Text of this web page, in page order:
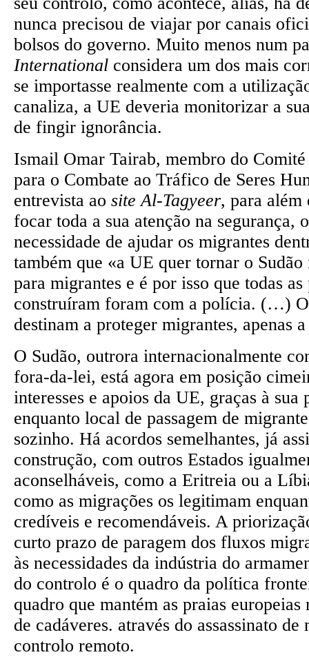
nunca precisou de viajar por canais
bolsos do governo. Muito menos num
International considera um dos mais
se importasse realmente com a
canaliza, a UE deveria monitorizar a
de fingir ignorância.
Ismail Omar Tairab, membro do
para o Combate ao Tráfico de Seres
entrevista ao site Al-Tagyeer, para além
focar toda a sua atenção na segurança,
necessidade de ajudar os migrantes
também que «a UE quer tornar o
para migrantes e é por isso que todas
construíram foram com a polícia. (…)
destinam a proteger migrantes, apenas
O Sudão, outrora internacionalmente
fora-da-lei, está agora em posição
interesses e apoios da UE, graças à sua
enquanto local de passagem de
sozinho. Há acordos semelhantes, já
construção, com outros Estados
aconselháveis, como a Eritreia ou a
como as migrações os legitimam
credíveis e recomendáveis. A
curto prazo de paragem dos fluxos
às necessidades da indústria do
do controlo é o quadro da política
quadro que mantém as praias
de cadáveres. através do assassinato de
controlo remoto.